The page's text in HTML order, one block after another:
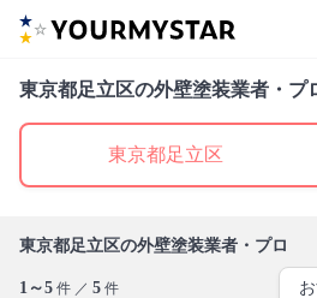
東京都足立区の外壁塗装業者・プ
東京都足立区
東京都足立区の外壁塗装業者・プロ
1～5 件 ／ 5 件